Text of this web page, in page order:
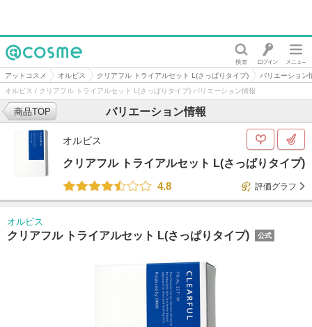
@cosme
アットコスメ オルビス クリアフル トライアルセット L(さっぱりタイプ)
バリエーション
オルビス / クリアフル トライアルセット L(さっぱりタイプ) バリエーション情報
バリエーション情報
商品TOP
オルビス
クリアフル トライアルセット L(さっぱりタイプ)
4.8
評価グラフ
オルビス
クリアフル トライアルセット L(さっぱりタイプ) 公式